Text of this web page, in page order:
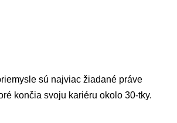
sú najviac žiadané práve
končia svoju kariéru okolo 30-tky.